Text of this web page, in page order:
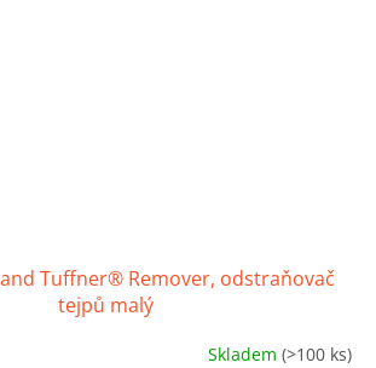
Tuffner® Remover, odstraňovač
tejpů malý
Skladem(>100 ks)